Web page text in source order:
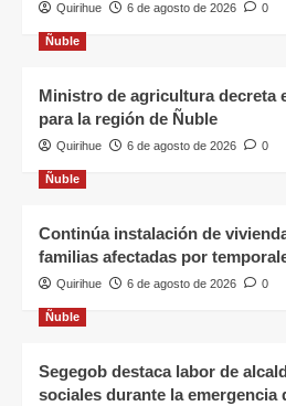
Quirihue 6 de agosto de 2026 0
Ñuble
Ministro de agricultura decreta
para la región de Ñuble
Quirihue 6 de agosto de 2026 0
Ñuble
Continúa instalación de
familias afectadas por
Quirihue 6 de agosto de 2026 0
Ñuble
Segegob destaca labor de
sociales durante la emergencia